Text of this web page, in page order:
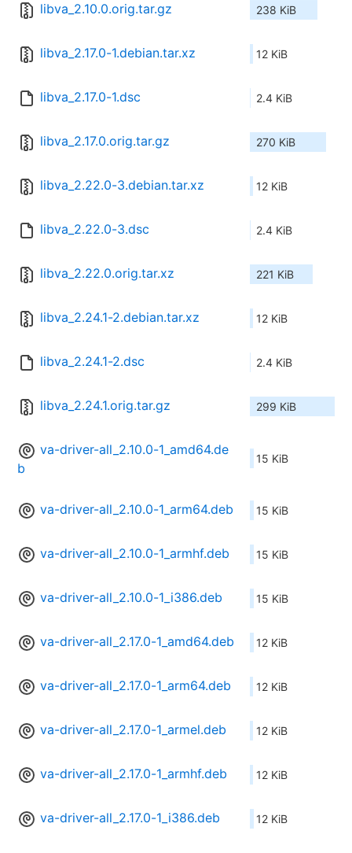
libva_2.10.0.orig.tar.gz 238 KiB
libva_2.17.0-1.debian.tar.xz 12 KiB
libva_2.17.0-1.dsc 2.4 KiB
libva_2.17.0.orig.tar.gz 270 KiB
libva_2.22.0-3.debian.tar.xz 12 KiB
libva_2.22.0-3.dsc 2.4 KiB
libva_2.22.0.orig.tar.xz 221 KiB
libva_2.24.1-2.debian.tar.xz 12 KiB
libva_2.24.1-2.dsc 2.4 KiB
libva_2.24.1.orig.tar.gz 299 KiB
va-driver-all_2.10.0-1_amd64.de
b
15 KiB
va-driver-all_2.10.0-1_arm64.deb 15 KiB
va-driver-all_2.10.0-1_armhf.deb 15 KiB
va-driver-all_2.10.0-1_i386.deb 15 KiB
va-driver-all_2.17.0-1_amd64.deb 12 KiB
va-driver-all_2.17.0-1_arm64.deb 12 KiB
va-driver-all_2.17.0-1_armel.deb 12 KiB
va-driver-all_2.17.0-1_armhf.deb 12 KiB
va-driver-all_2.17.0-1_i386.deb 12 KiB